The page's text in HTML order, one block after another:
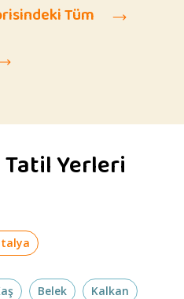
Tüm
Yerleri
Belek Kalkan